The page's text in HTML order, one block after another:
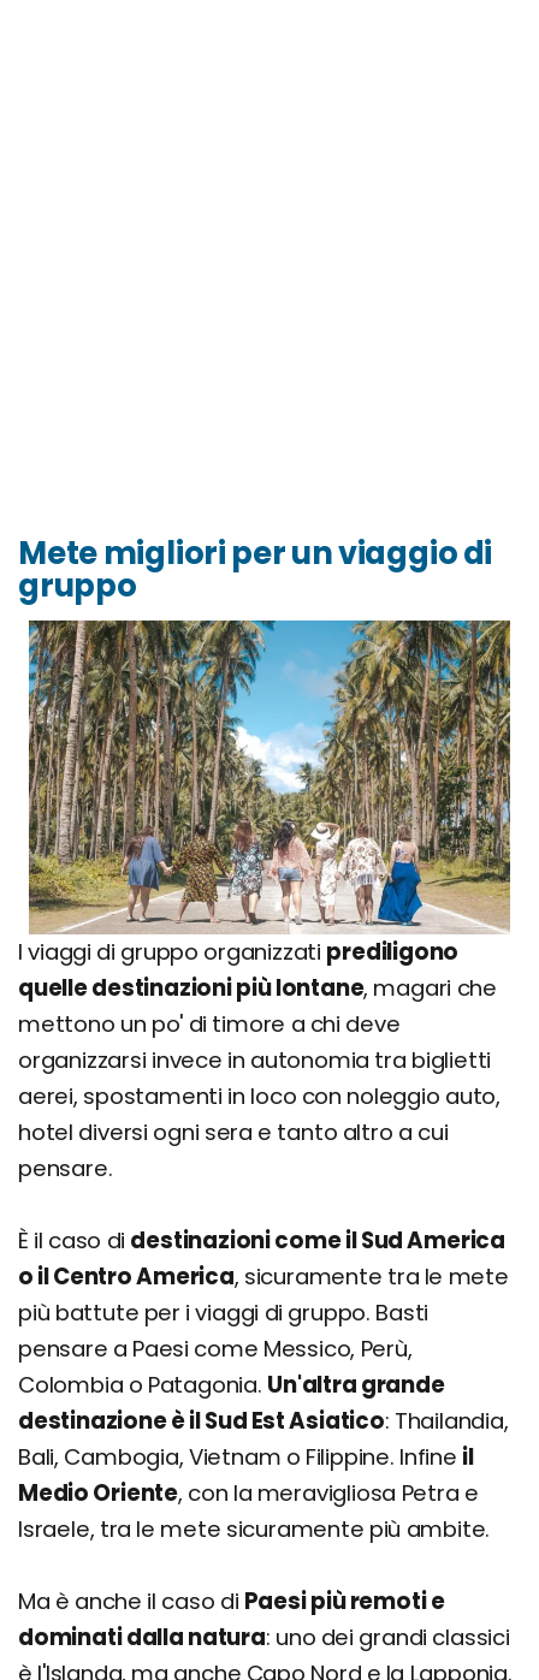
Mete migliori per un viaggio di
gruppo
I viaggi di gruppo organizzati prediligono
quelle destinazioni più lontane, magari che
mettono un po' di timore a chi deve
organizzarsi invece in autonomia tra biglietti
aerei, spostamenti in loco con noleggio auto,
hotel diversi ogni sera e tanto altro a cui
pensare.
È il caso di destinazioni come il Sud America
o il Centro America, sicuramente tra le mete
più battute per i viaggi di gruppo. Basti
pensare a Paesi come Messico, Perù,
Colombia o Patagonia. Un'altra grande
destinazione è il Sud Est Asiatico: Thailandia,
Bali, Cambogia, Vietnam o Filippine. Infine il
Medio Oriente, con la meravigliosa Petra e
Israele, tra le mete sicuramente più ambite.
Ma è anche il caso di Paesi più remoti e
dominati dalla natura: uno dei grandi classici
è l'Islanda, ma anche Capo Nord e la Lapponia.